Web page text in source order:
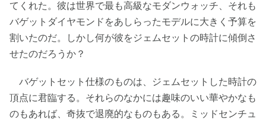
てくれた。彼は世界で最も高級なモダンウォッチ、それも
バゲットダイヤモンドをあしらったモデルに大きく予算を
割いたのだ。しかし何が彼をジェムセットの時計に傾倒さ
せたのだろうか？
バゲットセット仕様のものは、ジェムセットした時計の
頂点に君臨する。それらのなかには趣味のいい華やかなも
のもあれば、奇抜で退廃的なものもある。ミッドセンチュ